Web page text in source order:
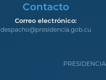
Contacto
Correo electrónico:
despacho@presidencia.gob.cu
PRESIDENCIA